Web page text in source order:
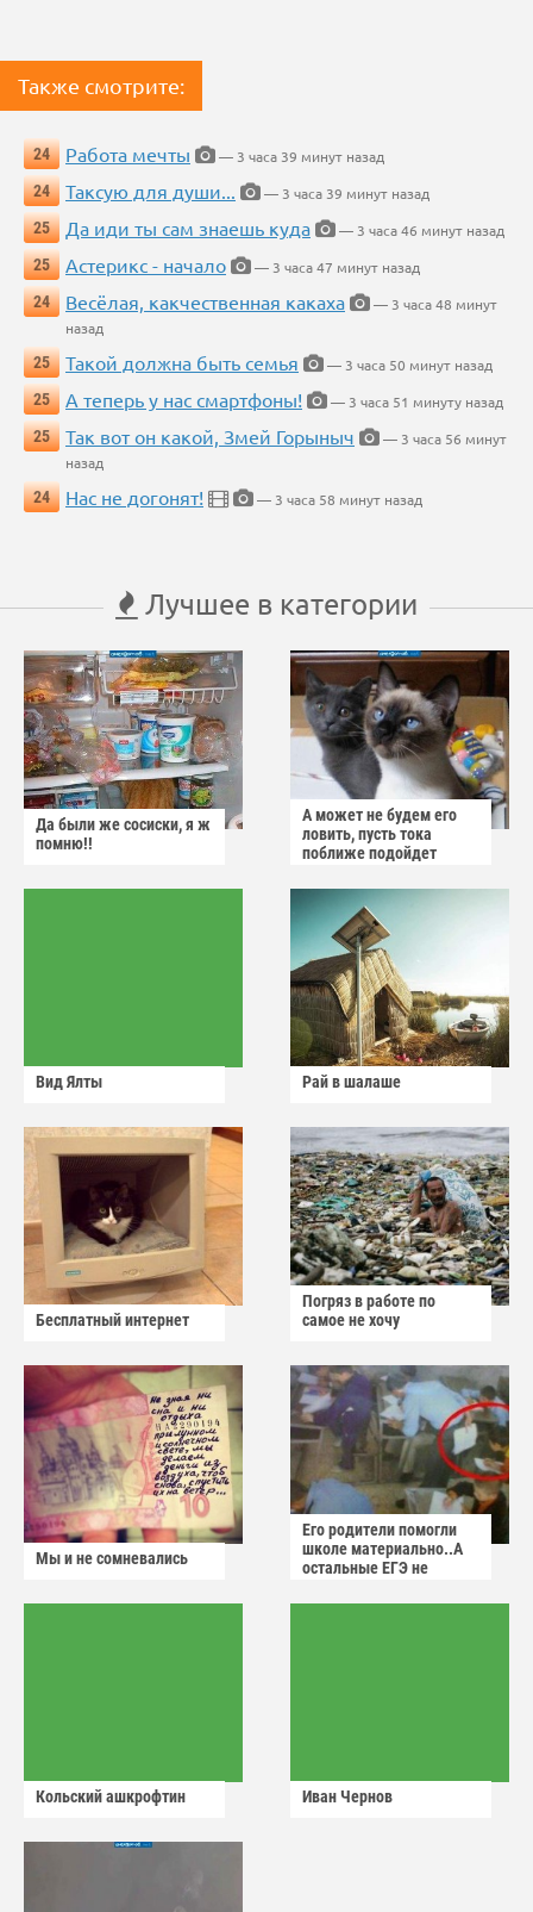
Также смотрите:
24 Работа мечты
— 3 часа 39 минут назад
24
Таксую для души...
— 3 часа 39 минут назад
25
Да иди ты сам знаешь куда
— 3 часа 46 минут назад
25
Астерикс - начало
— 3 часа 47 минут назад
24
Весёлая, какчественная какаха
— 3 часа 48 минут
назад
25
Такой должна быть семья
— 3 часа 50 минут назад
25
А теперь у нас смартфоны!
— 3 часа 51 минуту назад
25
Так вот он какой, Змей Горыныч
— 3 часа 56 минут
назад
24
Нас не догонят! — 3 часа 58 минут назад
Лучшее в категории
Да были же сосиски, я ж
помню!!
А может не будем его
ловить, пусть тока
поближе подойдет
Вид Ялты Рай в шалаше
Бесплатный интернет
Погряз в работе по
самое не хочу
Мы и не сомневались
Его родители помогли
школе материально..А
остальные ЕГЭ не
Кольский ашкрофтин Иван Чернов